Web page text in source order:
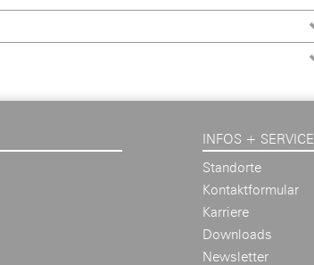
INFOS + SERVICE
Standorte
Kontaktformular
Karriere
Downloads
Newsletter